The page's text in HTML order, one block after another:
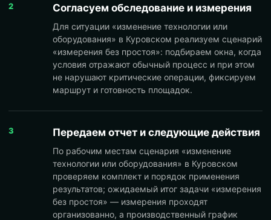
2 Согласуем обследование и измерения
Для ситуации «изменение технологии или
оборудования» в Куровском реализуем сценарий
«измерения без простоя»: подбираем окна, когда
условия отражают обычный процесс и при этом
не нарушают критические операции, фиксируем
маршрут и готовность площадок.
3 Передаем отчет и следующие действия
По рабочим местам сценария «изменение
технологии или оборудования» в Куровском
проверяем комплект и порядок применения
результатов; ожидаемый итог задачи «измерения
без простоя» — измерения проходят
организованно, а производственный график